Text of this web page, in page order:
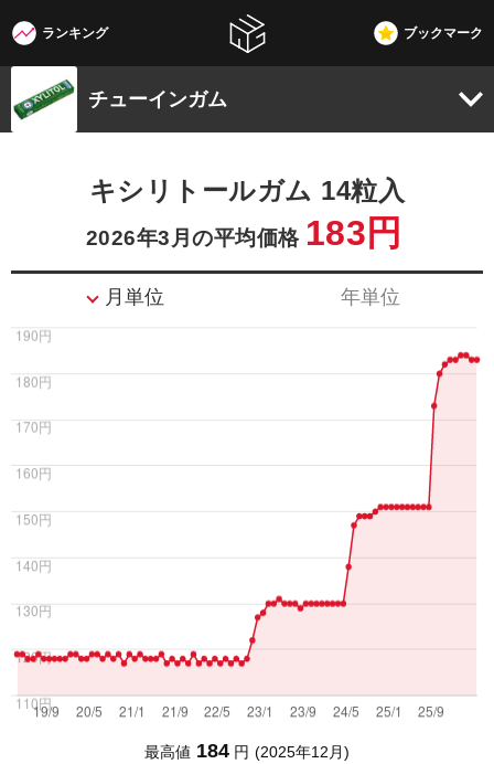
W3G
ランキング ブックマーク
チューインガム
キシリトールガム 14粒入
2026年3月の平均価格 183円
月単位 年単位
最高値 184
2025年12月